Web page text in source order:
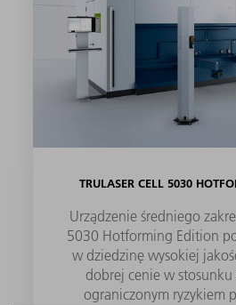
TRULASER CELL 5030
Urządzenie średniego
5030 Hotforming Edition
w dziedzinę wysokiej
dobrej cenie w
ograniczonym ryzykiem